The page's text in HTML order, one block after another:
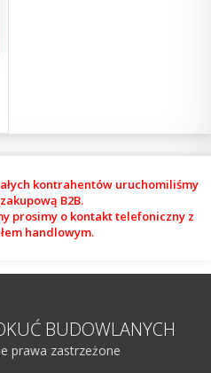
kontrahentów uruchomiliśmy
B2B.
prosimy o kontakt telefoniczny z
handlowym.
BUDOWLANYCH
prawa zastrzeżone